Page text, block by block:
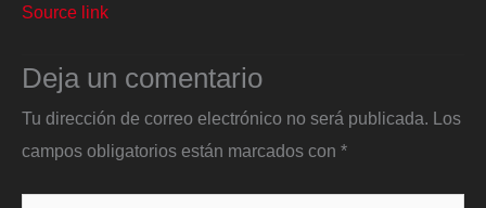
Source link
Deja un comentario
Tu dirección de correo electrónico no será publicada. Los
campos obligatorios están marcados con *